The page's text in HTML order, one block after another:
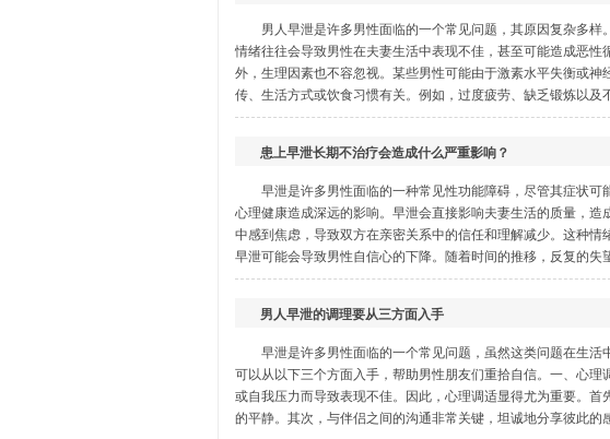
男人早泄是许多男性面临的一个常见问题，其原因复杂多
情绪往往会导致男性在夫妻生活中表现不佳，甚至可能造成恶
外，生理因素也不容忽视。某些男性可能由于激素水平失衡或
传、生活方式或饮食习惯有关。例如，过度疲劳、缺乏锻炼以及
患上早泄长期不治疗会造成什么严重影响？
早泄是许多男性面临的一种常见性功能障碍，尽管其症状
心理健康造成深远的影响。早泄会直接影响夫妻生活的质量，
中感到焦虑，导致双方在亲密关系中的信任和理解减少。这种情
早泄可能会导致男性自信心的下降。随着时间的推移，反复的失
男人早泄的调理要从三方面入手
早泄是许多男性面临的一个常见问题，虽然这类问题在生
可以从以下三个方面入手，帮助男性朋友们重拾自信。一、心
或自我压力而导致表现不佳。因此，心理调适显得尤为重要。
的平静。其次，与伴侣之间的沟通非常关键，坦诚地分享彼此的